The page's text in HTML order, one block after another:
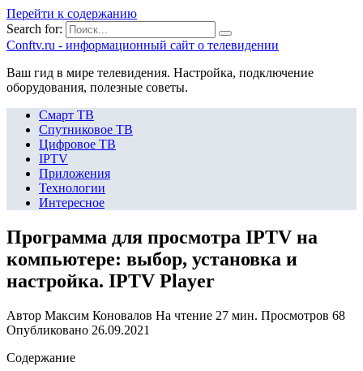
Перейти к содержанию
Search for:
Сonftv.ru - информационный сайт о телевидении
Ваш гид в мире телевидения. Настройка, подключение
оборудования, полезные советы.
Смарт ТВ
Спутниковое ТВ
Цифровое ТВ
IPTV
Приложения
Технологии
Интересное
Программа для просмотра IPTV на
компьютере: выбор, установка и
настройка. IPTV Player
Автор Максим Коновалов На чтение 27 мин. Просмотров 68
Опубликовано 26.09.2021
Содержание